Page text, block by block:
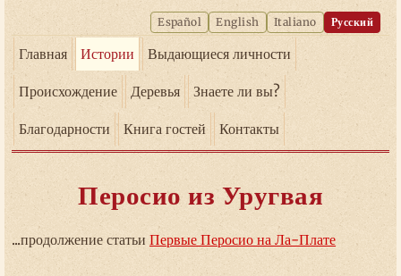
Español English Italiano Русский
Главная Истории Выдающиеся личности
Происхождение Деревья Знаете ли вы?
Благодарности Книга гостей Контакты
Перосио из Уругвая
...продолжение статьи Первые Перосио на Ла-Плате